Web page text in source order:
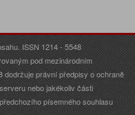
ISSN 1214 - 5548
pod mezinárodním
dodržuje právní předpisy o ochraně
nebo jakékoliv části
písemného souhlasu